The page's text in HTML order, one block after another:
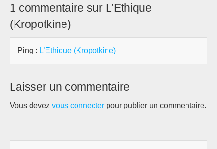
1 commentaire sur L’Ethique
(Kropotkine)
Ping : L’Ethique (Kropotkine)
Laisser un commentaire
Vous devez vous connecter pour publier un commentaire.